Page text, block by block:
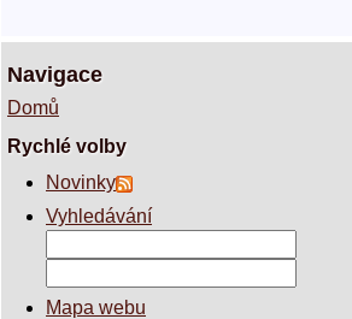
Navigace
Domů
Rychlé volby
Novinky
Vyhledávání
Mapa webu